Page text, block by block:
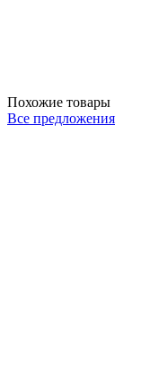
Похожие товары
Все предложения